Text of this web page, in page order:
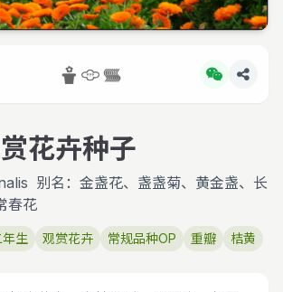
花卉种子
别名：金盏花、盏盏菊、黄金盏、长
春花
年生 观赏花卉 常规品种OP 重瓣 桔黄